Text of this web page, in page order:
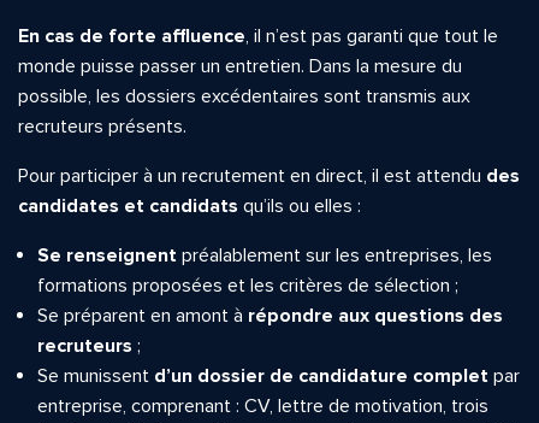
En cas de forte affluence, il n’est pas garanti que tout le
monde puisse passer un entretien. Dans la mesure du
possible, les dossiers excédentaires sont transmis aux
recruteurs présents.
Pour participer à un recrutement en direct, il est attendu des
candidates et candidats qu’ils ou elles :
Se renseignent préalablement sur les entreprises, les
formations proposées et les critères de sélection ;
Se préparent en amont à répondre aux questions des
recruteurs ;
Se munissent d’un dossier de candidature complet par
entreprise, comprenant : CV, lettre de motivation, trois